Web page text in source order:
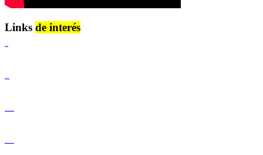
Links de interés